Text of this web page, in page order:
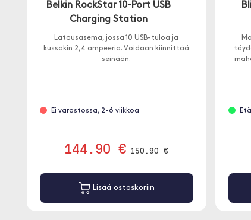
Belkin RockStar 10-Port USB
Charging Station
Latausasema, jossa 10 USB-tuloa ja
kussakin 2,4 ampeeria. Voidaan kiinnittää
seinään.
Ei varastossa, 2-6 viikkoa
144.90 € 150.90 €
Lisää ostoskoriin